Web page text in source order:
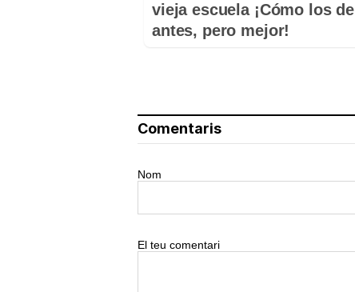
vieja escuela ¡Cómo los de
antes, pero mejor!
Comentaris
Nom
El teu comentari